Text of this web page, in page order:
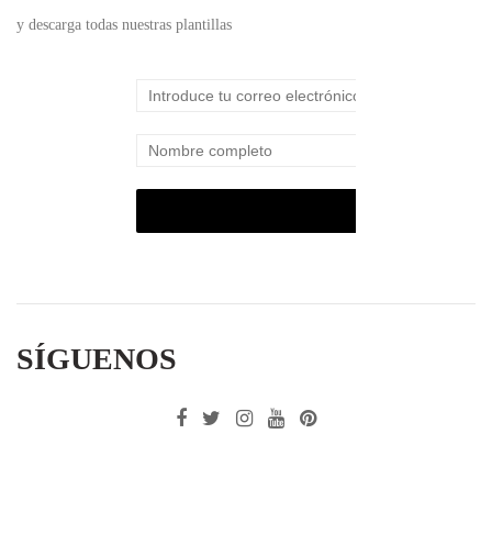
y descarga todas nuestras plantillas
SÍGUENOS